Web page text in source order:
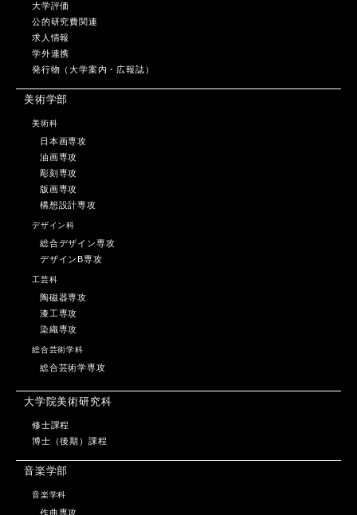
大学評価
公的研究費関連
求人情報
学外連携
発行物（大学案内・広報誌）
美術学部
美術科
日本画専攻
油画専攻
彫刻専攻
版画専攻
構想設計専攻
デザイン科
総合デザイン専攻
デザインB専攻
工芸科
陶磁器専攻
漆工専攻
染織専攻
総合芸術学科
総合芸術学専攻
大学院美術研究科
修士課程
博士（後期）課程
音楽学部
音楽学科
作曲専攻